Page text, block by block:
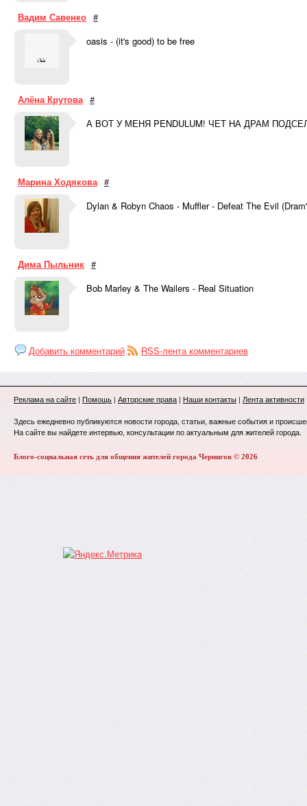
Вадим Савенко #
oasis - (it's good) to be free
Алёна Крутова #
А ВОТ У МЕНЯ PENDULUM! ЧЕТ НА ДРАМ
Марина Ходякова #
Dylan & Robyn Chaos - Muffler - Defeat The Evil
Дима Пыльник #
Bob Marley & The Wailers - Real Situation
Добавить комментарий RSS-лента комментариев
Реклама на сайте | Помощь | Авторские права | Наши контакты | Лента активности
Здесь ежедневно публикуются новости города, статьи, важные события и
На сайте вы найдете интервью, консультации по актуальным для жителей города.
Блого-социальная сеть для общения жителей города Чернигов © 2026